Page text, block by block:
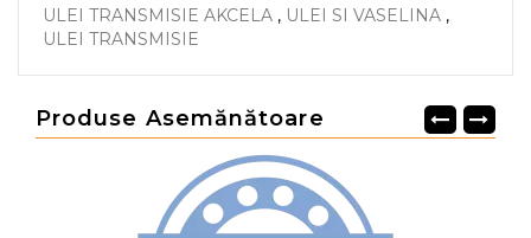
ULEI TRANSMISIE AKCELA , ULEI SI VASELINA ,
ULEI TRANSMISIE
Produse Asemănătoare